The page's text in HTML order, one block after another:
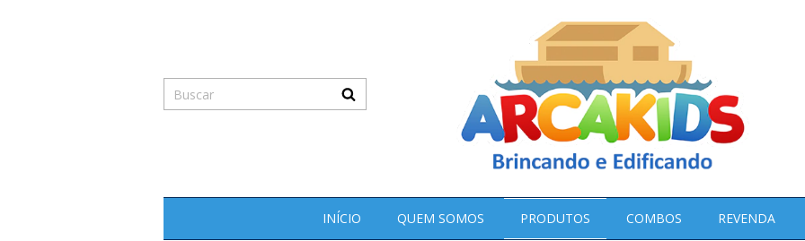
INÍCIO QUEM SOMOS PRODUTOS COMBOS REVENDA